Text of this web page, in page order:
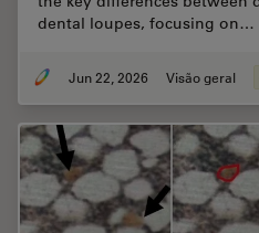
dental loupes, focusing on…
Jun 22, 2026 Visão geral